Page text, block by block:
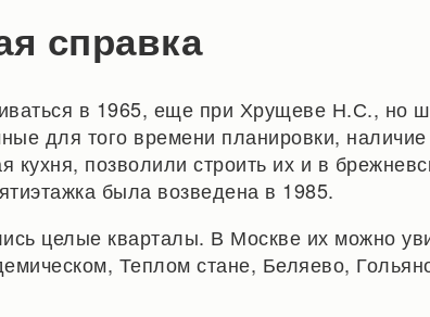
справка
в 1965, еще при Хрущеве Н.С., но
для того времени планировки,
кухня, позволили строить их и в
была возведена в 1985.
целые кварталы. В Москве их можно
Теплом стане, Беляево,